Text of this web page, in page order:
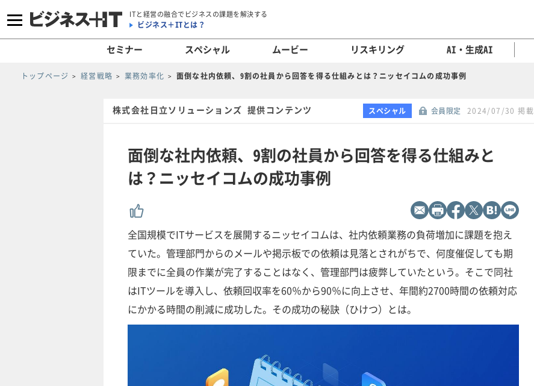
ITと経営の融合でビジネスの課題を解決する
ビジネス＋ITとは？
セミナー スペシャル ムービー リスキリング AI・生成AI
トップページ 経営戦略 業務効率化 面倒な社内依頼、9割の社員から回答を得る仕組みとは？ニッセイコムの成功事例
株式会社日立ソリューションズ 提供コンテンツ スペシャル 会員限定 2024/07/30 掲載
面倒な社内依頼、9割の社員から回答を得る仕組みと
は？ニッセイコムの成功事例
全国規模でITサービスを展開するニッセイコムは、社内依頼業務の負荷増加に課題を抱え
ていた。管理部門からのメールや掲示板での依頼は見落とされがちで、何度催促しても期
限までに全員の作業が完了することはなく、管理部門は疲弊していたという。そこで同社
はITツールを導入し、依頼回収率を60％から90％に向上させ、年間約2700時間の依頼対応
にかかる時間の削減に成功した。その成功の秘訣（ひけつ）とは。